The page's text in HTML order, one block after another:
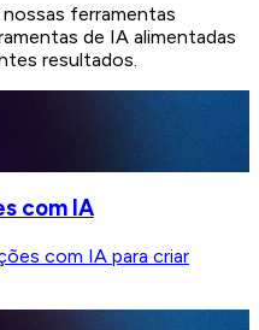
ferramentas
de IA alimentadas
resultados.
com IA
com IA para criar